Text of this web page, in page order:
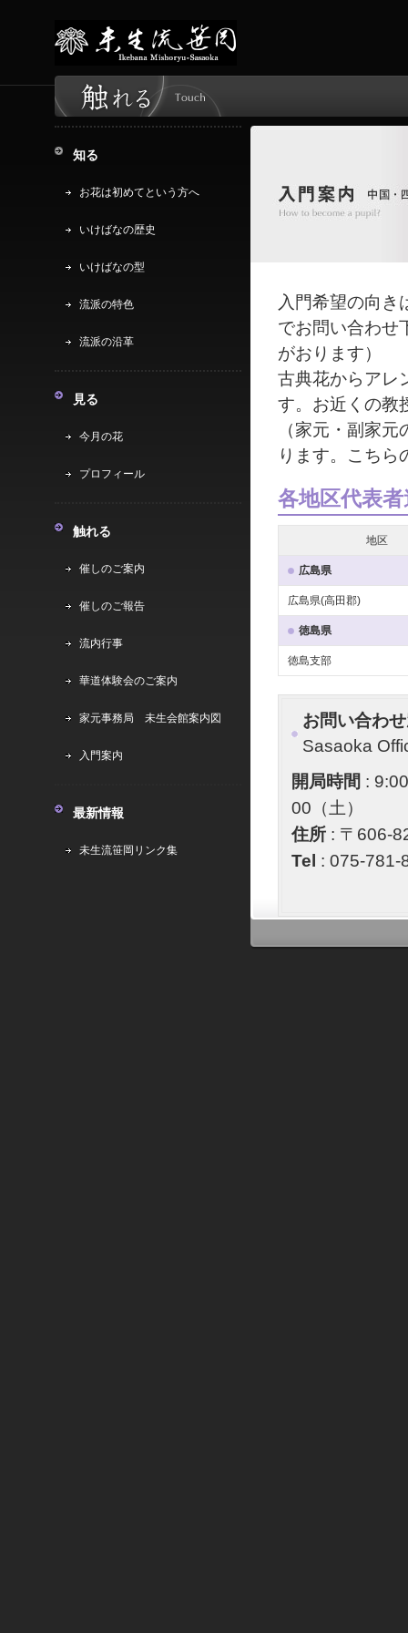
知る
お花は初めてという方へ
いけばなの歴史
いけばなの型
流派の特色
流派の沿革
見る
今月の花
プロフィール
触れる
催しのご案内
催しのご報告
流内行事
華道体験会のご案内
家元事務局 未生会館案内図
入門案内
最新情報
未生流笹岡リンク集
入門希望の向き
でお問い合わせ
がおります）
古典花からアレ
す。お近くの教
（家元・副家
ります。こちら
各地区代表
地区
広島県
広島県(高田郡)
徳島県
徳島支部
お問い合わ
Sasaoka
開局時間 :
00（土）
住所 : 〒606-
Tel : 075-